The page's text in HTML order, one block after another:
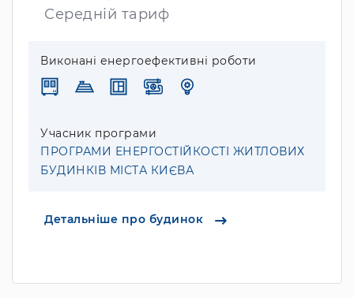
Середній тариф
Виконані енергоефективні роботи
Учасник програми
ПРОГРАМИ ЕНЕРГОСТІЙКОСТІ ЖИТЛОВИХ
БУДИНКІВ МІСТА КИЄВА
Детальніше про будинок